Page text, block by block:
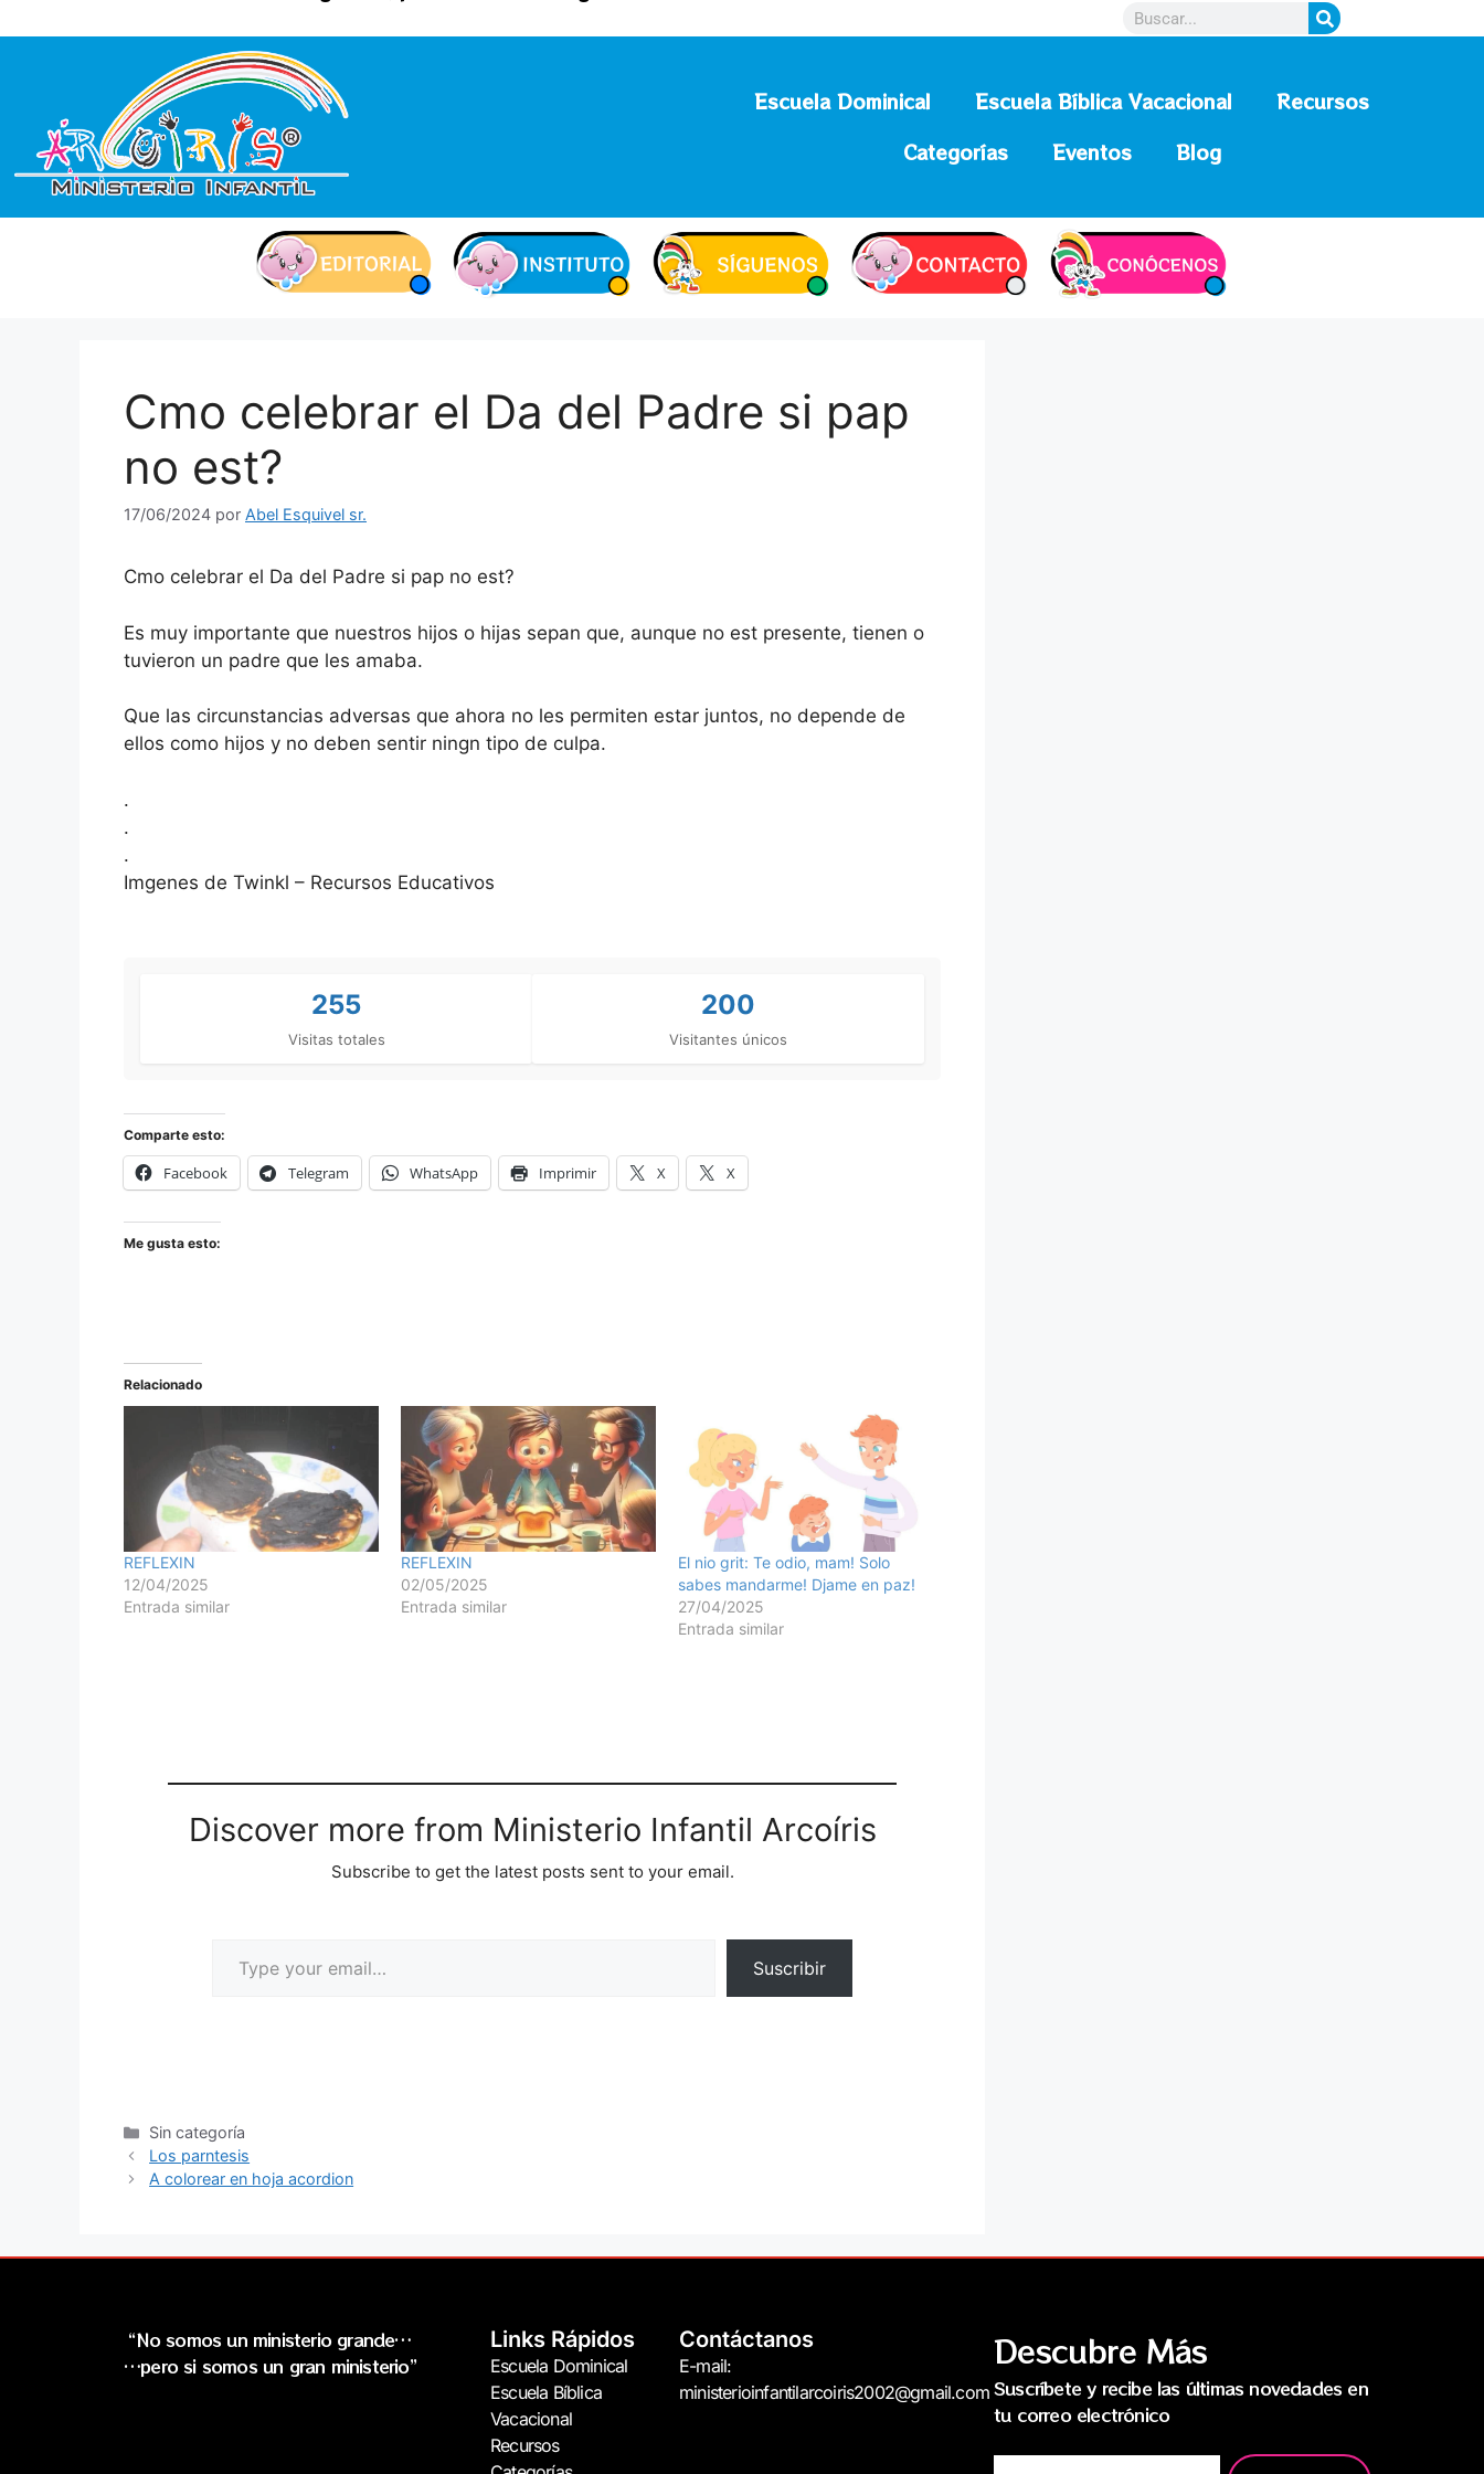
Escuela Dominical Escuela Bíblica Vacacional
Recursos
Categorías
Eventos Blog
Cmo celebrar el Da del Padre si pap
no est?
17/06/2024 por Abel Esquivel sr.
Cmo celebrar el Da del Padre si pap no est?
Es muy importante que nuestros hijos o hijas sepan que, aunque no est presente, tienen o
tuvieron un padre que les amaba.
Que las circunstancias adversas que ahora no les permiten estar juntos, no depende de
ellos como hijos y no deben sentir ningn tipo de culpa.
.
.
.
Imgenes de Twinkl – Recursos Educativos
255
Visitas totales
200
Visitantes únicos
Comparte esto:
Facebook Telegram WhatsApp Imprimir X X
Me gusta esto:
Relacionado
REFLEXIN
12/04/2025
Entrada similar
REFLEXIN
02/05/2025
Entrada similar
El nio grit: Te odio, mam! Solo
sabes mandarme! Djame en paz!
27/04/2025
Entrada similar
Discover more from Ministerio Infantil Arcoíris
Subscribe to get the latest posts sent to your email.
Suscribir
Sin categoría
Los parntesis
A colorear en hoja acordion
“No somos un ministerio grande…
…pero si somos un gran ministerio”
Links Rápidos
Escuela Dominical
Escuela Bíblica
Vacacional
Recursos
Contáctanos
E-mail:
ministerioinfantilarcoiris2002@gmail.com
Descubre Más
Suscríbete y recibe las últimas novedades en
tu correo electrónico